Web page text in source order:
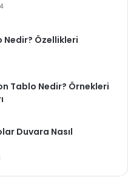
Nedir? Özellikleri
Tablo Nedir? Örnekleri
Duvara Nasıl